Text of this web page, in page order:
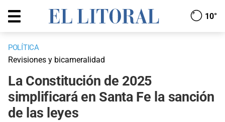
10°
POLÍTICA
Revisiones y bicameralidad
La Constitución de 2025
simplificará en Santa Fe la sanción
de las leyes